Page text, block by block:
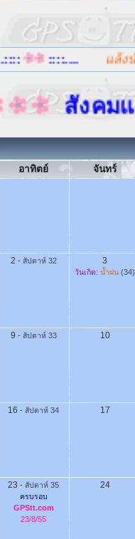
::::.... แล้งน้ำ, น้
สังคมแห่
อาทิตย์ จันทร์
2 - สัปดาห์ 32 3
วันเกิด: น้ำฝน (34)
9 - สัปดาห์ 33 10
16 -สัปดาห์ 34 17
23 -สัปดาห์ 35
ครบรอบ
GPStt.com
23/8/55
24